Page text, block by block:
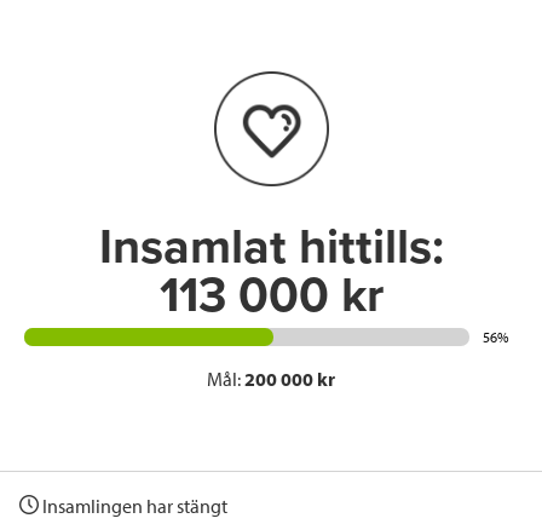
e
I
n
Insamlat hittills:
113 000 kr
56%
Mål:200 000 kr
Insamlingen har stängt